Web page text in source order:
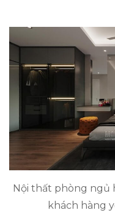
Nội thất phòng ngủ
khách hàng